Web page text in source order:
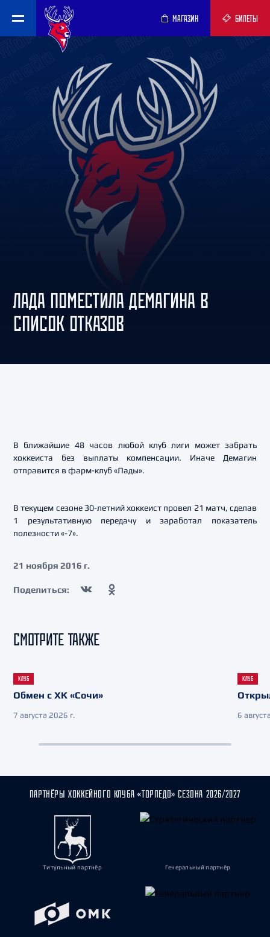
МАГАЗИН БИЛЕТЫ
ЛАДА ПОМЕСТИЛА ДЕМАГИНА В
СПИСОК ОТКАЗОВ
В ближайшие 48 часов любой клуб лиги может забрать
хоккеиста без выплаты компенсации. Иначе Демагин
отправится в фарм-клуб «Лады».
В текущем сезоне 30-летний хоккеист провел 21 матч, сделав
1 результативную передачу и заработал показатель
полезности «-7».
21 ноября 2016 г.
Поделиться:
СМОТРИТЕ ТАКЖЕ
КЛУБ
Обмен с ХК «Сочи»
7 августа 2026 г.
КЛУБ
6
ПАРТНЁРЫ ХОККЕЙНОГО КЛУБА «ТОРПЕДО» СЕЗОНА 2026/2027
Титульный партнёр Генеральный партнёр